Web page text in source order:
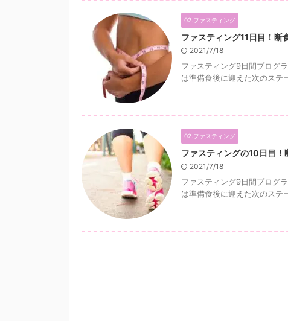
02.ファスティング
ファスティング11日目！断
2021/7/18
ファスティング9日間プログ
は準備食後に迎えた次のステ
02.ファスティング
ファスティングの10日目
2021/7/18
ファスティング9日間プログ
は準備食後に迎えた次のステ